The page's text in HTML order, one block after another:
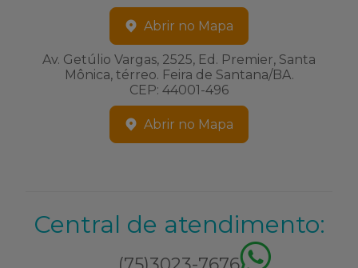
Abrir no Mapa
Av. Getúlio Vargas, 2525, Ed. Premier, Santa
Mônica, térreo. Feira de Santana/BA.
CEP: 44001-496
Abrir no Mapa
Central de atendimento:
(75)3023-7676